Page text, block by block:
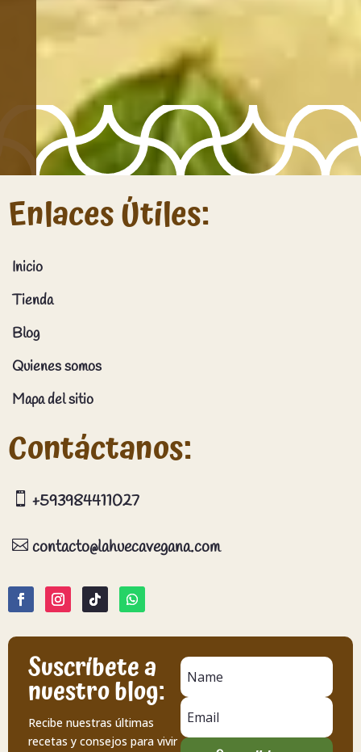
Enlaces Útiles:
Inicio
Tienda
Blog
Quienes somos
Mapa del sitio
Contáctanos:
 +593984411027
 contacto@lahuecavegana.com
Suscríbete a
nuestro blog:
Recibe nuestras últimas
recetas y consejos para vivir